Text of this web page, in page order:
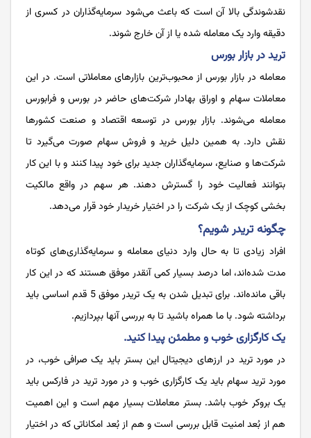
نقدشوندگی بالا آن‌‌‌‌‌‌‌‌‌‌‌‌‌‌ است که باعث می‌‌‌‌‌‌‌‌‌‌‌‌‌‌شود سرمایه‌‌‌‌‌‌‌‌‌‌‌‌‌‌گذاران در کسری از
دقیقه وارد یک معامله شده یا از آن خارج شوند.
ترید در بازار بورس
معامله در بازار بورس از محبوب‌‌‌‌‌‌‌‌‌‌‌‌‌‌ترین بازارهای معاملاتی است. در این
معاملات سهام و اوراق بهادار شرکت‌‌‌‌‌‌‌‌‌‌‌‌‌‌های حاضر در بورس و فرابورس
معامله می‌‌‌‌‌‌‌‌‌‌‌‌‌‌شوند. بازار بورس در توسعه اقتصاد و صنعت کشورها
نقش دارد. به همین دلیل خرید و فروش سهام صورت می‌‌‌‌‌‌‌‌‌‌‌‌‌‌گیرد تا
شرکت‌‌‌‌‌‌‌‌‌‌‌‌‌‌ها و صنایع، سرمایه‌‌‌‌‌‌‌‌‌‌‌‌‌‌گذاران جدید برای خود پیدا کنند و با این کار
بتوانند فعالیت خود را گسترش دهند. هر سهم در واقع مالکیت
بخشی کوچک از یک شرکت را در اختیار خریدار خود قرار می‌‌‌‌‌‌‌‌‌‌‌‌‌‌دهد.
چگونه تریدر شویم؟
افراد زیادی تا به حال وارد دنیای معامله و سرمایه‌‌‌‌‌‌‌‌‌‌‌‌‌‌گذاری‌‌‌‌‌‌‌‌‌‌‌‌‌‌های کوتاه
مدت شده‌‌‌‌‌‌‌‌‌‌‌‌‌‌اند، اما درصد بسیار کمی آنقدر موفق هستند که در این کار
باقی مانده‌‌‌‌‌‌‌‌‌‌‌‌‌‌اند. برای تبدیل شدن به یک تریدر موفق 5 قدم اساسی باید
برداشته شود. با ما همراه باشید تا به بررسی آن­ها بپردازیم.
یک کارگزاری خوب و مطمئن پیدا کنید.
در مورد ترید در ارزهای دیجیتال این بستر باید یک صرافی خوب، در
مورد ترید سهام باید یک کارگزاری خوب و در مورد ترید در فارکس باید
یک بروکر خوب باشد. بستر معاملات بسیار مهم است و این اهمیت
هم از بُعد امنیت قابل بررسی است و هم از بُعد امکاناتی که در اختیار